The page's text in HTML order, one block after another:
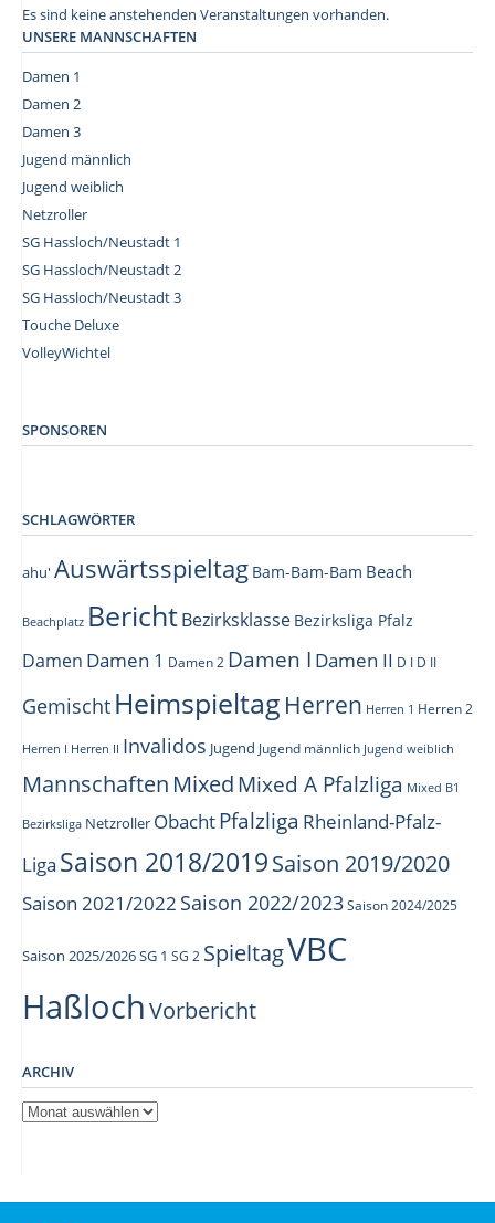
Es sind keine anstehenden Veranstaltungen vorhanden.
UNSERE MANNSCHAFTEN
Damen 1
Damen 2
Damen 3
Jugend männlich
Jugend weiblich
Netzroller
SG Hassloch/Neustadt 1
SG Hassloch/Neustadt 2
SG Hassloch/Neustadt 3
Touche Deluxe
VolleyWichtel
SPONSOREN
SCHLAGWÖRTER
ahu' Auswärtsspieltag Bam-Bam-Bam Beach
Beachplatz BerichtBezirksklasse Bezirksliga Pfalz
Damen Damen 1 Damen 2 Damen I Damen II D I D II
Gemischt Heimspieltag Herren Herren 1 Herren 2
Herren I Herren II Invalidos Jugend Jugend männlich Jugend weiblich
Mannschaften MixedMixed A Pfalzliga Mixed B1
Bezirksliga Netzroller ObachtPfalzliga Rheinland-Pfalz-
Liga Saison 2018/2019Saison 2019/2020
Saison 2021/2022 Saison 2022/2023 Saison 2024/2025
Saison 2025/2026SG 1 SG 2 SpieltagVBC
HaßlochVorbericht
ARCHIV
Archiv